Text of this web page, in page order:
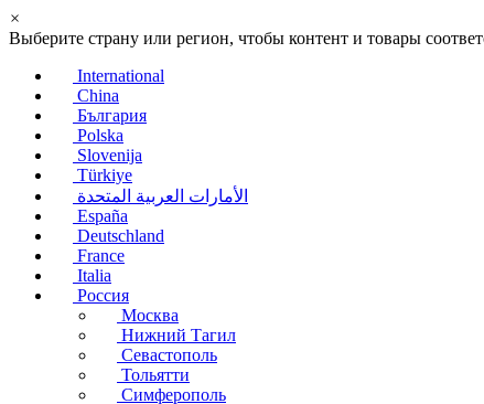
×
Выберите страну или регион, чтобы контент и товары
International
China
България
Polska
Slovenija
Türkiye
الأمارات العربية المتحدة
España
Deutschland
France
Italia
Россия
Москва
Нижний Тагил
Севастополь
Тольятти
Симферополь